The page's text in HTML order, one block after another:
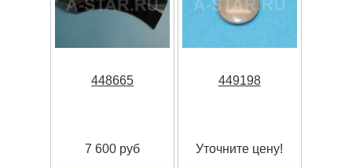
448665
7 600 руб
449198
Уточните цену!